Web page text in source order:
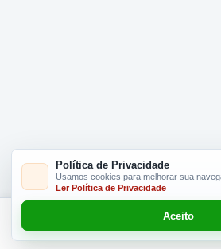
Política de Privacidade
Usamos cookies para melhorar sua
Ler Política de Privacidade
Aceito